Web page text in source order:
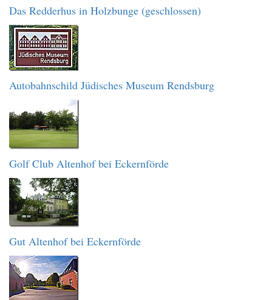
Das Redderhus in Holzbunge (geschlossen)
Autobahnschild Jüdisches Museum Rendsburg
Golf Club Altenhof bei Eckernförde
Gut Altenhof bei Eckernförde